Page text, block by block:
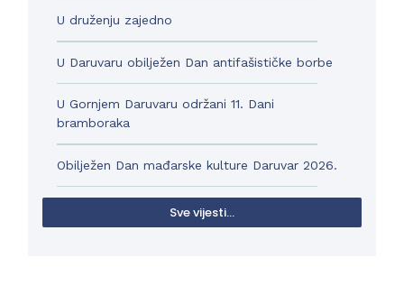
U druženju zajedno
U Daruvaru obilježen Dan antifašističke borbe
U Gornjem Daruvaru održani 11. Dani
bramboraka
Obilježen Dan mađarske kulture Daruvar 2026.
Sve vijesti...